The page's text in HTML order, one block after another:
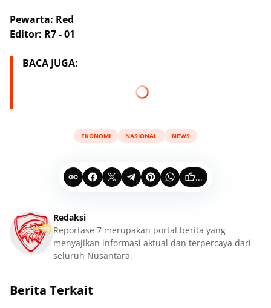
Pewarta: Red
Editor: R7 - 01
BACA JUGA:
EKONOMI NASIONAL NEWS
...
Redaksi
Reportase 7 merupakan portal berita yang
menyajikan informasi aktual dan terpercaya dari
seluruh Nusantara.
Berita Terkait